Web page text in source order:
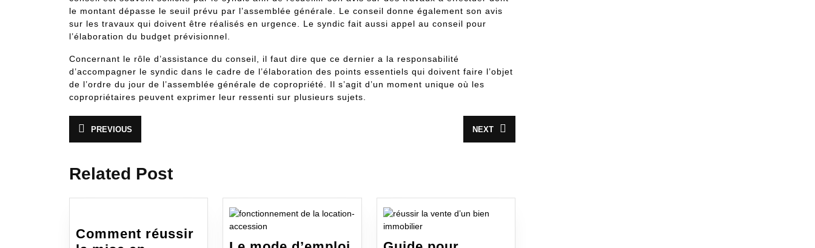
le montant dépasse le seuil prévu par l’assemblée générale. Le conseil donne également son avis
sur les travaux qui doivent être réalisés en urgence. Le syndic fait aussi appel au conseil pour
l’élaboration du budget prévisionnel.
Concernant le rôle d’assistance du conseil, il faut dire que ce dernier a la responsabilité
d’accompagner le syndic dans le cadre de l’élaboration des points essentiels qui doivent faire l’objet
de l’ordre du jour de l’assemblée générale de copropriété. Il s’agit d’un moment unique où les
copropriétaires peuvent exprimer leur ressenti sur plusieurs sujets.
Navigation
de
l’article
PREVIOUS
précédent
NEXT
suivant
Related Post
Comment réussir